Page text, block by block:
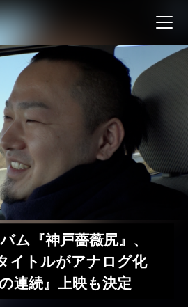
ム『神戸薔薇尻』、
イトルがアナログ化
連続』上映も決定